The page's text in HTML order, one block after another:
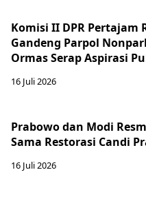
Komisi II DPR Pertajam
Gandeng Parpol
Ormas Serap Aspirasi
16 Juli 2026
Prabowo dan Modi
Sama Restorasi Candi
16 Juli 2026